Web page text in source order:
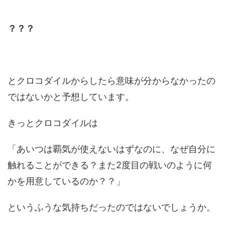
？？？
とクロコダイルからしたら意味が分からなかったの
ではないかと予想しています。
きっとクロコダイルは
「あいつは覇気が使えないはずなのに、なぜ自分に
触れることができる？また2度目の戦いのように何
かを用意しているのか？？」
というふうな気持ちだったのではないでしょうか。